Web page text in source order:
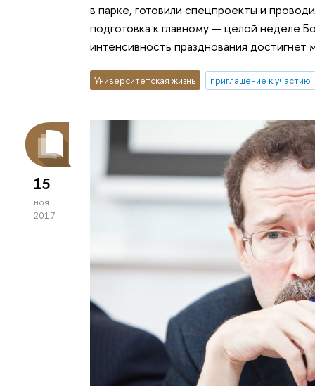
в парке, готовили спецпроекты и
подготовка к главному — целой неделе
интенсивность празднования достигнет
Университетская жизнь приглашение к участию
15
ноя
2017